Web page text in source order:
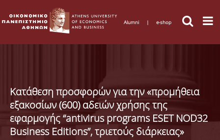
Alumni | e-shop
Κατάθεση προσφορών για την «προμήθεια
εξακοσίων (600) αδειών χρήσης της
εφαρμογής “antivirus programs ESET NOD32
Business Editions”, τριετούς διάρκειας»